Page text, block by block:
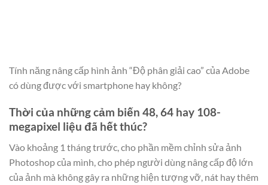
Tính năng nâng cấp hình ảnh “Độ phân giải cao” của Adobe
có dùng được với smartphone hay không?
Thời của những cảm biến 48, 64 hay 108-
megapixel liệu đã hết thúc?
Vào khoảng 1 tháng trước, cho phần mềm chỉnh sửa ảnh
Photoshop của mình, cho phép người dùng nâng cấp độ lớn
của ảnh mà không gây ra những hiện tượng vỡ, nát hay thêm